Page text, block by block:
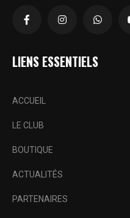
LIENS ESSENTIELS
ACCUEIL
LE CLUB
BOUTIQUE
ACTUALITÉS
PARTENAIRES